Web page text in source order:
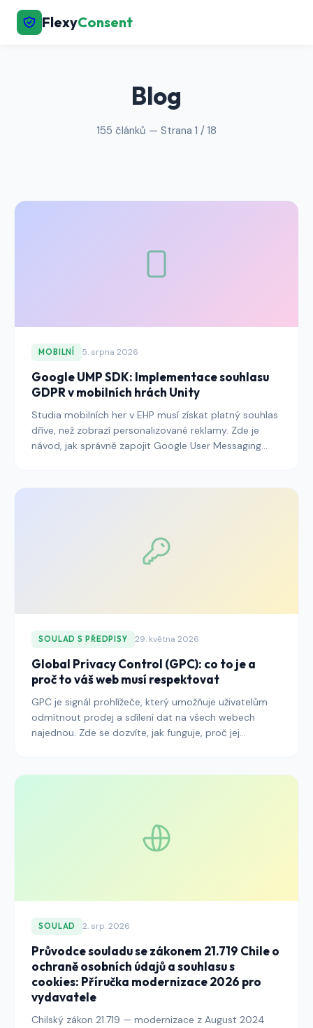
FlexyConsent
← Zpět na hlavní stránku
Blog
155 článků — Strana 1 / 18
MOBILNÍ 5. srpna 2026
Google UMP SDK: Implementace souhlasu
GDPR v mobilních hrách Unity
Studia mobilních her v EHP musí získat platný souhlas
dříve, než zobrazí personalizované reklamy. Zde je
návod, jak správně zapojit Google User Messaging
SOULAD S PŘEDPISY 29. května 2026
Global Privacy Control (GPC): co to je a
proč to váš web musí respektovat
GPC je signál prohlížeče, který umožňuje uživatelům
odmítnout prodej a sdílení dat na všech webech
najednou. Zde se dozvíte, jak funguje, proč jej
SOULAD 2. srp. 2026
Průvodce souladu se zákonem 21.719 Chile o
ochraně osobních údajů a souhlasu s
cookies: Příručka modernizace 2026 pro
vydavatele
Chilský zákon 21.719 — modernizace z August 2024